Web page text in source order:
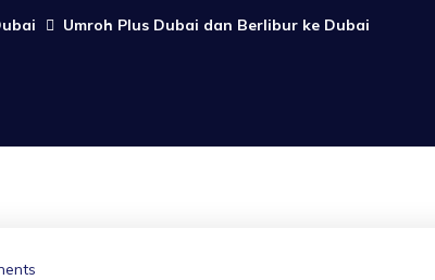
Umroh Plus Dubai dan Berlibur ke Dubai